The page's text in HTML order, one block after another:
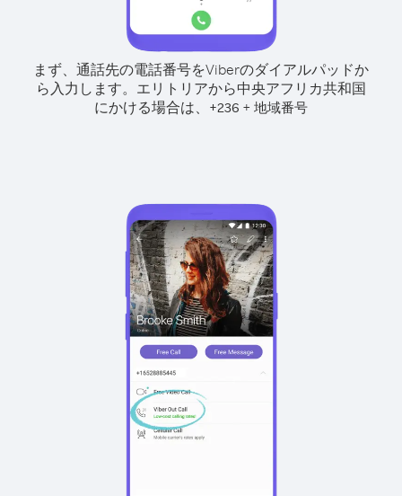
まず、通話先の電話番号をViberのダイアルパッドか
ら入力します。 エリトリアから中央アフリカ共和国
にかける場合は、 +236 + 地域番号